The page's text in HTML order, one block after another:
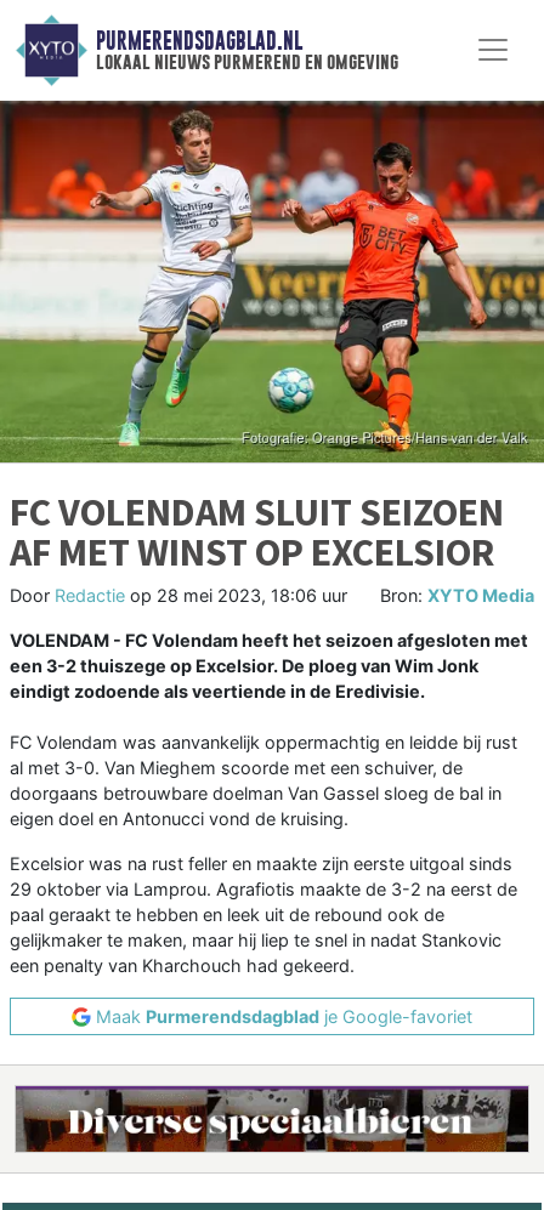
PURMERENDSDAGBLAD.NL
lokaal nieuws purmerend en omgeving
FC VOLENDAM SLUIT SEIZOEN
AF MET WINST OP EXCELSIOR
Door Redactie op 28 mei 2023, 18:06 uur Bron: XYTO Media
VOLENDAM - FC Volendam heeft het seizoen afgesloten met
een 3-2 thuiszege op Excelsior. De ploeg van Wim Jonk
eindigt zodoende als veertiende in de Eredivisie.
FC Volendam was aanvankelijk oppermachtig en leidde bij rust
al met 3-0. Van Mieghem scoorde met een schuiver, de
doorgaans betrouwbare doelman Van Gassel sloeg de bal in
eigen doel en Antonucci vond de kruising.
Excelsior was na rust feller en maakte zijn eerste uitgoal sinds
29 oktober via Lamprou. Agrafiotis maakte de 3-2 na eerst de
paal geraakt te hebben en leek uit de rebound ook de
gelijkmaker te maken, maar hij liep te snel in nadat Stankovic
een penalty van Kharchouch had gekeerd.
Maak Purmerendsdagblad je Google-favoriet